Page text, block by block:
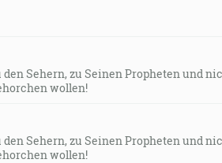
den Sehern, zu Seinen Propheten und
wollen!
den Sehern, zu Seinen Propheten und
wollen!